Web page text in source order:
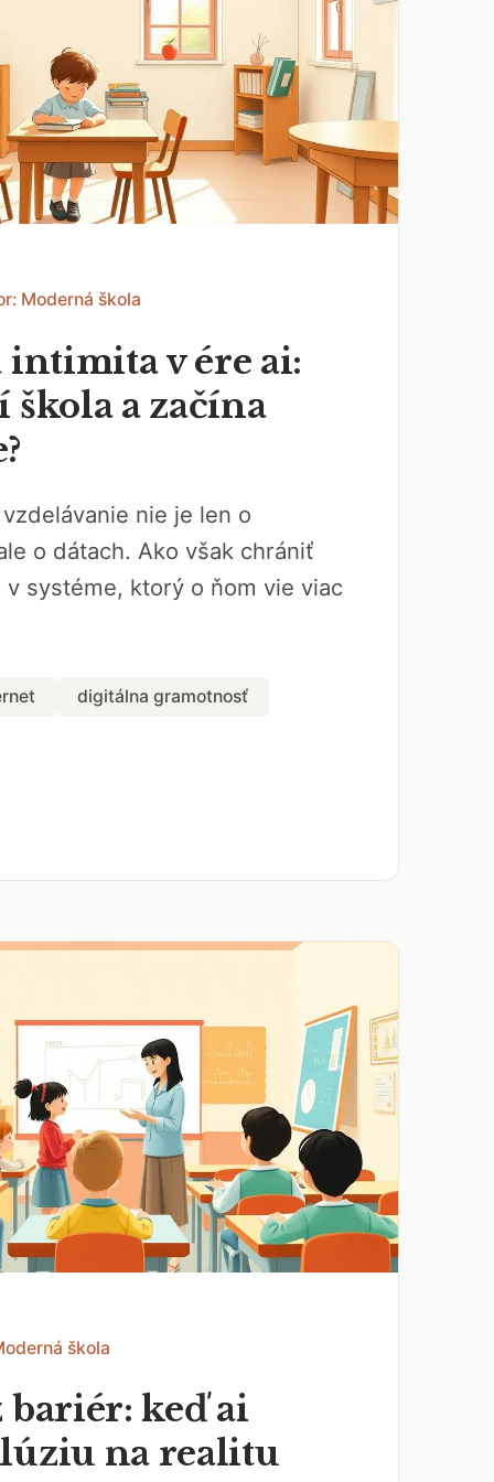
Moderná škola
v ére ai:
škola a začína
nie je len o
o dátach. Ako však chrániť
systéme, ktorý o ňom vie viac
digitálna gramotnosť
škola
bariér: keď ai
na realitu